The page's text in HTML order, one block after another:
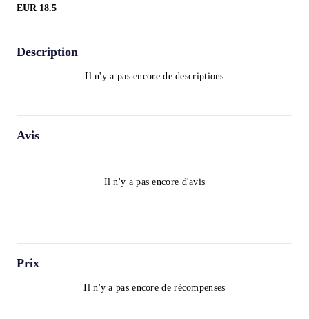
EUR 18.5
Description
Il n'y a pas encore de descriptions
Avis
Il n'y a pas encore d'avis
Prix
Il n'y a pas encore de récompenses